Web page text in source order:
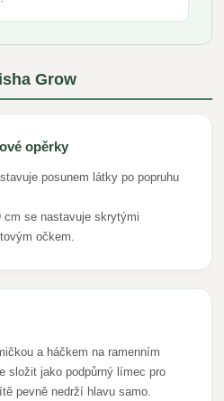
Grow
opěrky
posunem látky po popruhu
cm se nastavuje skrytými
očkem.
a háčkem na ramenním
složit jako podpůrný límec pro
pevně nedrží hlavu samo.